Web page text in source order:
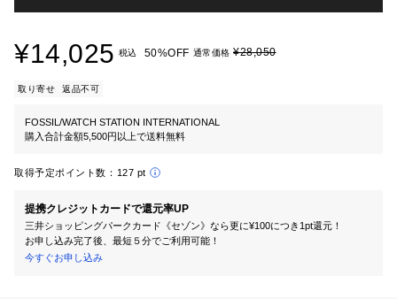
¥14,025 税込 50%OFF 通常価格 ¥28,050
取り寄せ 返品不可
FOSSIL/WATCH STATION INTERNATIONAL
購入合計金額5,500円以上で送料無料
取得予定ポイント数： 127 pt
提携クレジットカードで還元率UP
三井ショッピングパークカード《セゾン》なら更に¥100につき1pt還元！
お申し込み完了後、最短５分でご利用可能！
今すぐお申し込み